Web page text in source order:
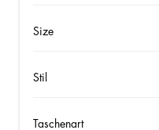
Size
Stil
Taschenart